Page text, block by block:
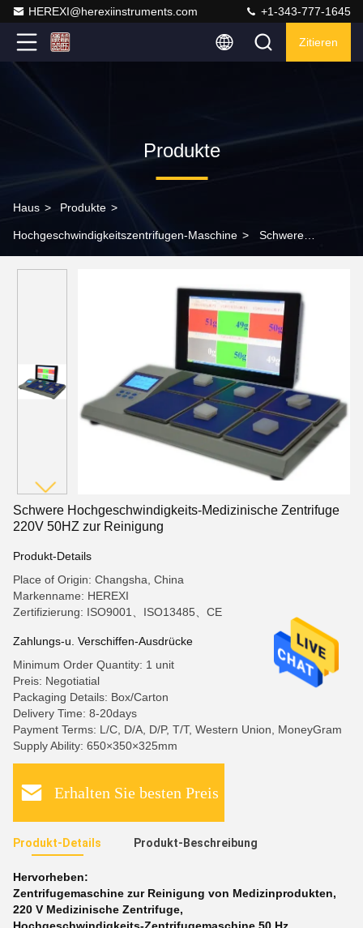
HEREXI@herexiinstruments.com +1-343-777-1645
Zitieren
Produkte
Haus > Produkte >
Hochgeschwindigkeitszentrifugen-Maschine > Schwere
Schwere Hochgeschwindigkeits-Medizinische Zentrifuge
220V 50HZ zur Reinigung
Produkt-Details
Place of Origin: Changsha, China
Markenname: HEREXI
Zertifizierung: ISO9001、ISO13485、CE
Zahlungs-u. Verschiffen-Ausdrücke
Minimum Order Quantity: 1 unit
Preis: Negotiatial
Packaging Details: Box/Carton
Delivery Time: 8-20days
Payment Terms: L/C, D/A, D/P, T/T, Western Union, MoneyGram
Supply Ability: 650×350×325mm
Erhalten Sie besten Preis
Produkt-Details Produkt-Beschreibung
Hervorheben:
Zentrifugemaschine zur Reinigung von Medizinprodukten,
220 V Medizinische Zentrifuge,